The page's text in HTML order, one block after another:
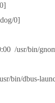
0]
gnome-
launch